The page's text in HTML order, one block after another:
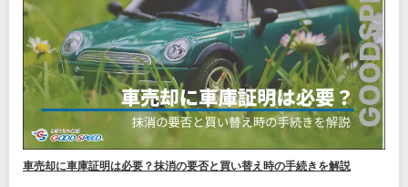
車売却に車庫証明は必要？抹消の要否と買い替え時の手続きを解説